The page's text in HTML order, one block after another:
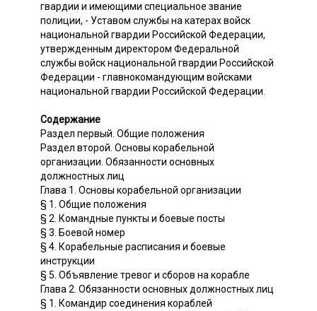
гвардии и имеющими специальное звание
полиции, - Уставом службы на катерах войск
национальной гвардии Российской Федерации,
утвержденным директором Федеральной
службы войск национальной гвардии Российской
Федерации - главнокомандующим войсками
национальной гвардии Российской Федерации.
Содержание
Раздел первый. Общие положения
Раздел второй. Основы корабельной
организации. Обязанности основных
должностных лиц
Глава 1. Основы корабельной организации
§ 1. Общие положения
§ 2. Командные пункты и боевые посты
§ 3. Боевой номер
§ 4. Корабельные расписания и боевые
инструкции
§ 5. Объявление тревог и сборов на корабле
Глава 2. Обязанности основных должностных лиц
§ 1. Командир соединения кораблей